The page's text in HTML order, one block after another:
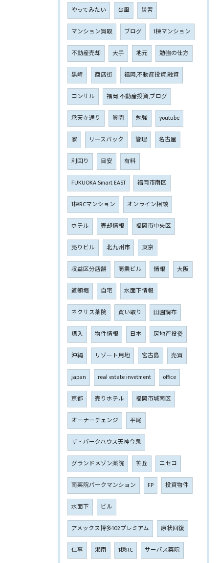
やってみたい 台風 災害
マンション買取 ブログ 1棟マンション
不動産売却 大手 地元 勉強の仕方
黒崎 商店街 福岡,不動産投資,融資
コンサル 福岡,不動産投資,ブログ
承天寺通り 質問 勉強 youtube
家 リースバック 管理 名古屋
利回り 目安 有料
FUKUOKA Smart EAST 福岡市南区
1棟RCマンション オンライン相談
ホテル 売却情報 福岡市中央区
売りビル 北九州市 東京
収益区分店舗 商業ビル 情報 大阪
道頓堀 自宅 水面下情報
ネクサス薬院 買い取り 田園調布
購入 物件情報 日本 房地产投资
沖縄 リゾート用地 宮古島 売買
japan real estate invetment office
京都 売りホテル 福岡市城南区
オーナーチェンジ 平尾
ザ・パークハウス天神今泉
グランドメゾン薬院 笹丘 ニセコ
南薬院パークマンション FP 投資物件
水面下 ビル
アメックス博多102プレミアム 原状回復
仕事 湘南 1棟RC サーパス薬院